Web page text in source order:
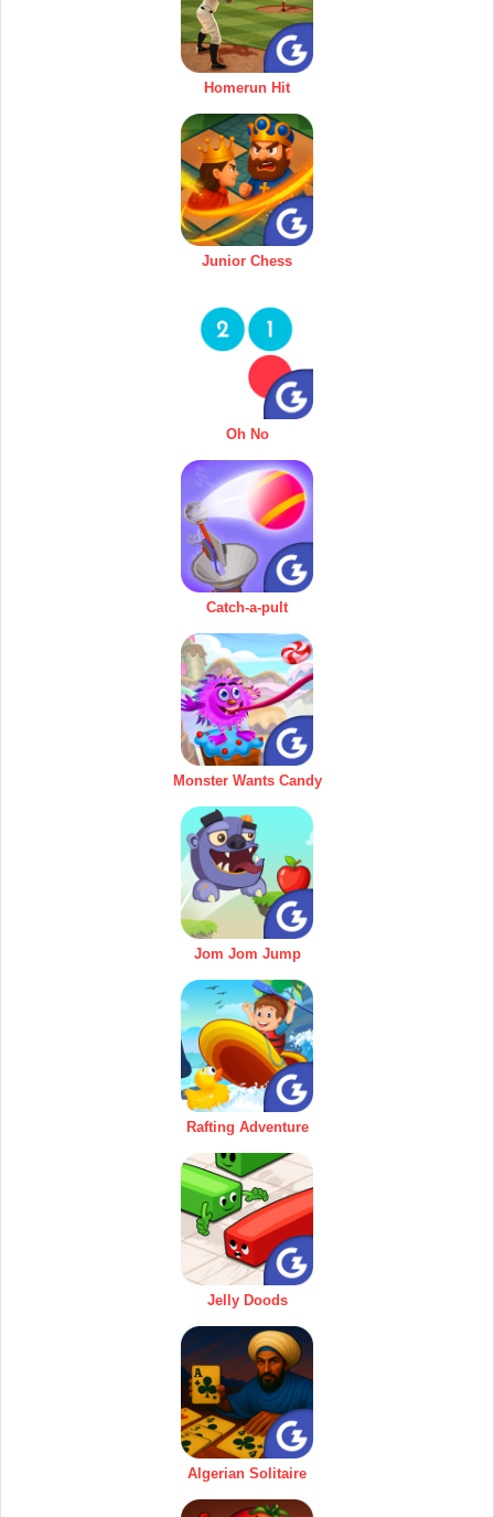
Homerun Hit
Junior Chess
Oh No
Catch-a-pult
Monster Wants Candy
Jom Jom Jump
Rafting Adventure
Jelly Doods
Algerian Solitaire